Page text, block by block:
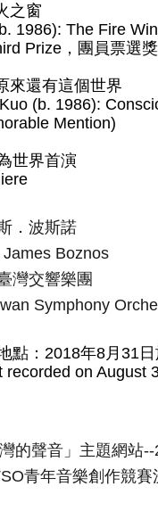
之窗
1986): The Fire
Prize，團員票選
來還有這個世界
(b. 1986):
Mention)
世界首演
．波斯諾
Boznos
灣交響樂團
Symphony
點：2018年8月31
recorded on August
的聲音」主題網站
青年音樂創作競